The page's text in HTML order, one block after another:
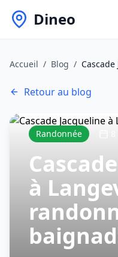
Dineo
Accueil / Blog /
Retour au blog
Randonnée
à